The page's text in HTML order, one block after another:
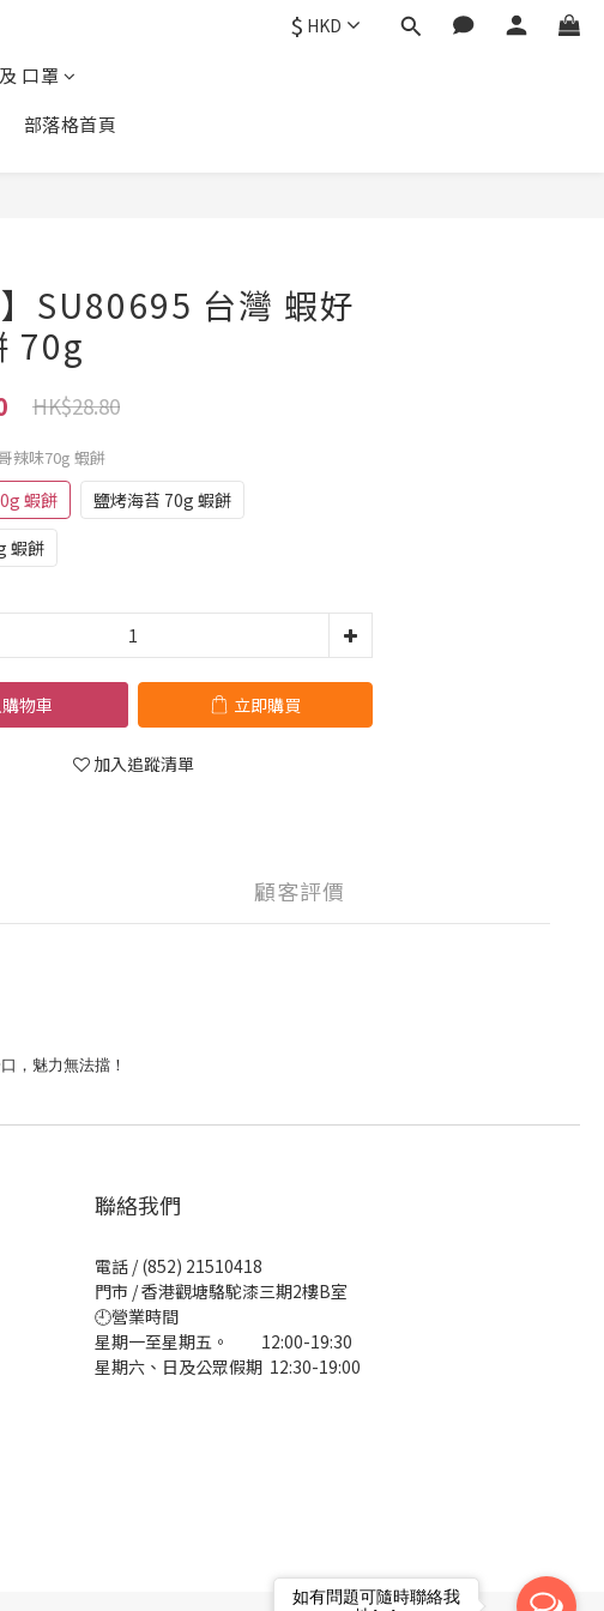
$ HKD
口罩
部落格首頁
】SU80695 台灣 蝦好
70g
HK$28.80
辣味70g 蝦餅
蝦餅
鹽烤海苔 70g 蝦餅
蝦餅
物車 立即購買
加入追蹤清單
顧客評價
，魅力無法擋！
聯絡我們
電話 / (852) 21510418
門市 / 香港觀塘駱駝漆三期2樓B室
🕘營業時間
星期一至星期五。 12:00-19:30
星期六、日及公眾假期 12:30-19:00
如有問題可隨時聯絡我